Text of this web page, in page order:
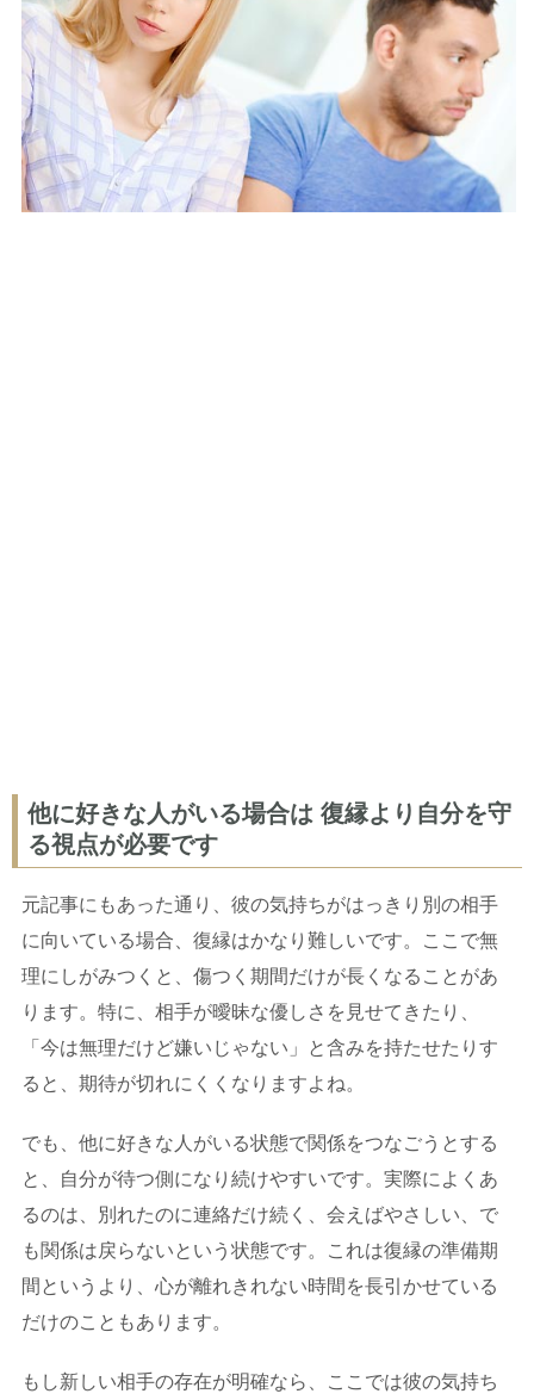
他に好きな人がいる場合は 復縁より自分を守
る視点が必要です
元記事にもあった通り、彼の気持ちがはっきり別の相手
に向いている場合、復縁はかなり難しいです。ここで無
理にしがみつくと、傷つく期間だけが長くなることがあ
ります。特に、相手が曖昧な優しさを見せてきたり、
「今は無理だけど嫌いじゃない」と含みを持たせたりす
ると、期待が切れにくくなりますよね。
でも、他に好きな人がいる状態で関係をつなごうとする
と、自分が待つ側になり続けやすいです。実際によくあ
るのは、別れたのに連絡だけ続く、会えばやさしい、で
も関係は戻らないという状態です。これは復縁の準備期
間というより、心が離れきれない時間を長引かせている
だけのこともあります。
もし新しい相手の存在が明確なら、ここでは彼の気持ち